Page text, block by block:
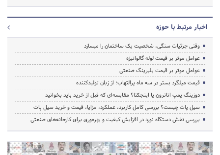
اخبار مرتبط با حوزه
وقتی جزئیات سنگی، شخصیت یک ساختمان را میسازد
عوامل موثر بر قیمت لوله گالوانیزه
عوامل موثر بر قیمت بلبرینگ صنعتی
قیمت میلگرد بستر در سه ماه پرالتهاب؛ از زبان تولیدکننده
دوزینگ پمپ اتاترون یا اینجکتا؟ مقایسه‌ای که قبل از خرید باید بخوانید
سیل پات چیست؟ بررسی کامل کاربرد، عملکرد، مزایا، قیمت و خرید سیل پات
بررسی نقش دستگاه نورد در افزایش کیفیت و بهره‌وری برای کارخانه‌های صنعتی